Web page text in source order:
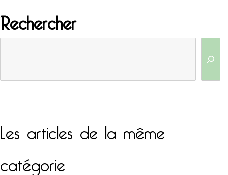
Rechercher
Les articles de la même
catégorie